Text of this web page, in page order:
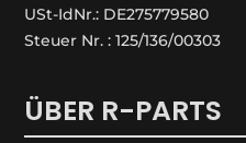
USt-IdNr.: DE275779580
Steuer Nr. : 125/136/00303
ÜBER R-PARTS